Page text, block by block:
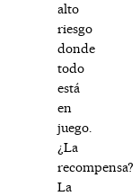
alto
riesgo
donde
todo
está
en
juego.
¿La
recompensa?
La